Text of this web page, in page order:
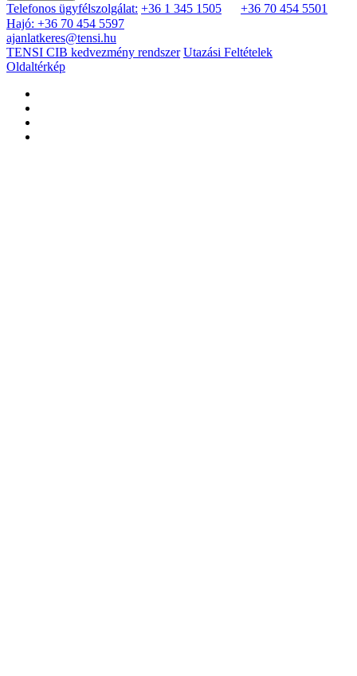
Telefonos ügyfélszolgálat: +36 1 345 1505
+36 70 454 5501
Hajó: +36 70 454 5597
ajanlatkeres@tensi.hu
TENSI CIB kedvezmény rendszer Utazási Feltételek
Oldaltérkép